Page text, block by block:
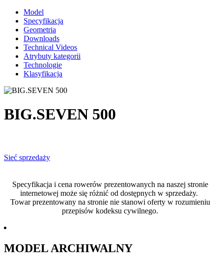
Model
Specyfikacja
Geometria
Downloads
Technical Videos
Atrybuty kategorii
Technologie
Klasyfikacja
BIG.SEVEN 500
Sieć sprzedaży
Specyfikacja i cena rowerów prezentowanych na naszej stronie
internetowej może się różnić od dostępnych w sprzedaży.
Towar prezentowany na stronie nie stanowi oferty w rozumieniu
przepisów kodeksu cywilnego.
MODEL ARCHIWALNY